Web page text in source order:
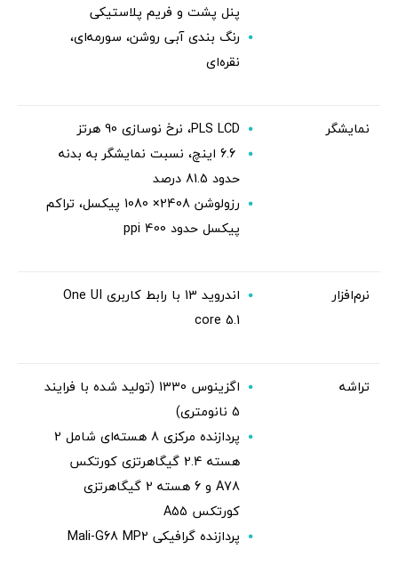
پنل پشت و فریم پلاستیکی
رنگ بندی آبی روشن، سورمه‌ای،
نقره‌ای
نمایشگر
PLS LCD، نرخ نوسازی 90 هرتز
6.6 اینچ، نسبت نمایشگر به بدنه
حدود 81.5 درصد
رزولوشن 2408× 1080 پیکسل، تراکم
پیکسل حدود 400 ppi
نرم‌افزار
اندروید 13 با رابط کاربری One UI
core 5.1
تراشه
اگزینوس 1330 (تولید شده با فرایند
5 نانومتری)
پردازنده مرکزی 8 هسته‌ای شامل 2
هسته 2.4 گیگاهرتزی کورتکس
A78 و 6 هسته 2 گیگاهرتزی
کورتکس A55
پردازنده گرافیکی Mali-G68 MP2